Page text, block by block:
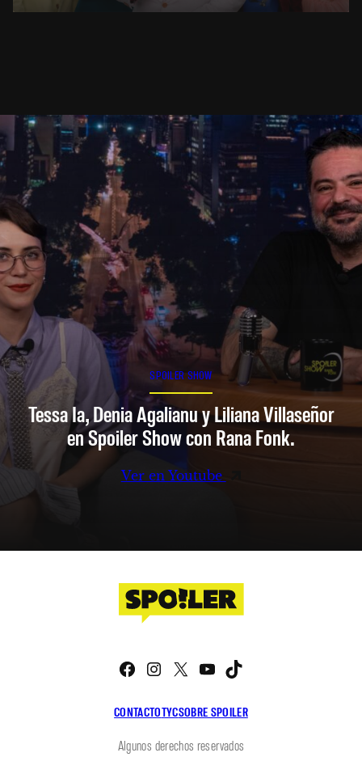
SPOILER SHOW
Tessa Ia, Denia Agalianu y Liliana Villaseñor
en Spoiler Show con Rana Fonk.
Ver en Youtube
CONTACTOTYCSOBRE SPOILER
Facebook
Instagram
X YouTube
Algunos derechos reservados